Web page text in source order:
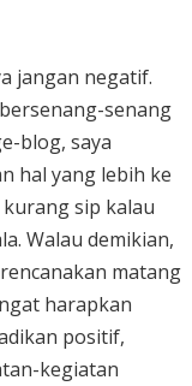
jangan negatif.
senang
blog, saya
hal yang lebih ke
kurang sip kalau
Walau demikian,
matang
harapkan
positif,
kegiatan